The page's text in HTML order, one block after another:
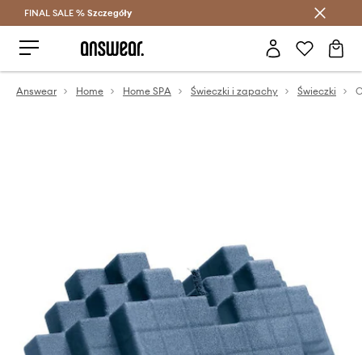
Oszczędzaj z Answear Club >
FINAL SALE % Szczegóły
Answear Home Home SPA Świeczki i zapachy Świeczki